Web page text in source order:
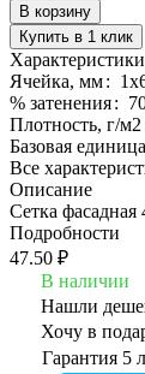
В корзину
Купить в 1 клик
Характеристики
Ячейка, мм:
% затенения:
Плотность, г/м2
Базовая единица
Все
Описание
Сетка фасадная
Подробности
47.50 ₽
В наличии
Нашли
Хочу в
Гарантия 5